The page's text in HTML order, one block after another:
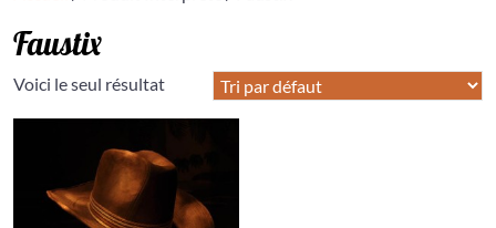
Faustix
Voici le seul résultat